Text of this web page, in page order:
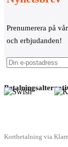
Prenumerera på
och erbjudanden!
Kortbetalning via